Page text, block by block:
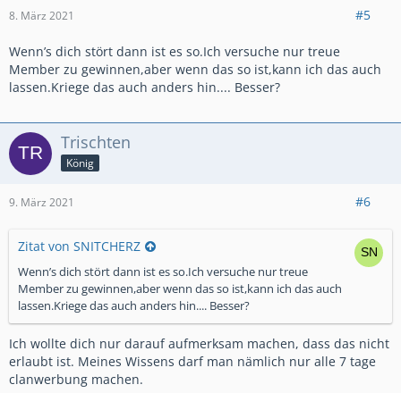
8. März 2021 #5
Wenn’s dich stört dann ist es so.Ich versuche nur treue
Member zu gewinnen,aber wenn das so ist,kann ich das auch
lassen.Kriege das auch anders hin.... Besser?
Trischten
König
9. März 2021 #6
Zitat von SNITCHERZ
Wenn’s dich stört dann ist es so.Ich versuche nur treue
Member zu gewinnen,aber wenn das so ist,kann ich das auch
lassen.Kriege das auch anders hin.... Besser?
Ich wollte dich nur darauf aufmerksam machen, dass das nicht
erlaubt ist. Meines Wissens darf man nämlich nur alle 7 tage
clanwerbung machen.